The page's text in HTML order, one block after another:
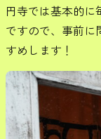
円寺では基本的に
ですので、事前に
すめします！